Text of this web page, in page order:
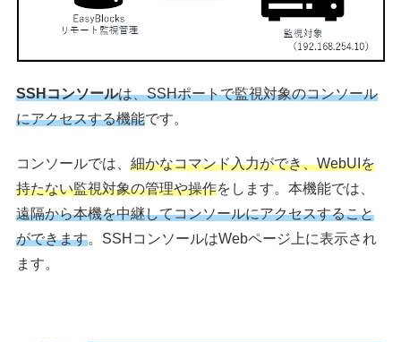
SSHコンソールは、SSHポートで監視対象のコンソール
にアクセスする機能です。
コンソールでは、細かなコマンド入力ができ、WebUIを
持たない監視対象の管理や操作をします。本機能では、
遠隔から本機を中継してコンソールにアクセスすること
ができます。SSHコンソールはWebページ上に表示され
ます。